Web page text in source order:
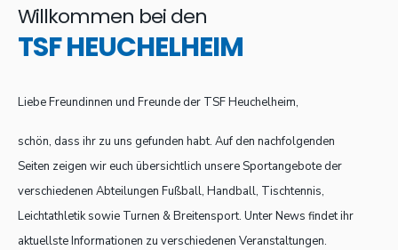
Willkommen bei den
TSF HEUCHELHEIM
Liebe Freundinnen und Freunde der TSF Heuchelheim,
schön, dass ihr zu uns gefunden habt. Auf den nachfolgenden
Seiten zeigen wir euch übersichtlich unsere Sportangebote der
verschiedenen Abteilungen Fußball, Handball, Tischtennis,
Leichtathletik sowie Turnen & Breitensport. Unter News findet ihr
aktuellste Informationen zu verschiedenen Veranstaltungen.